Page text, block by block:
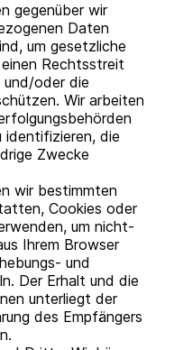
gegenüber wir
Daten
um gesetzliche
Rechtsstreit
und/oder die
Wir arbeiten
identifizieren, die
Zwecke
wir bestimmten
Cookies oder
um nicht-
Ihrem Browser
und
Der Erhalt und die
unterliegt der
des Empfängers